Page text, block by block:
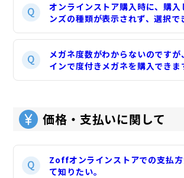
オンラインストア購入時に、購入
ンズの種類が表示されず、選択で
メガネ度数がわからないのですが
インで度付きメガネを購入できま
価格・支払いに関して
Zoffオンラインストアでの支払
て知りたい。